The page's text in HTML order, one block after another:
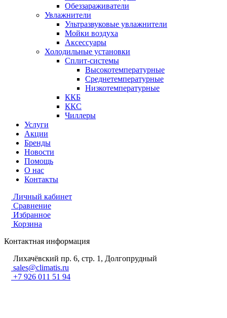
Обеззараживатели
Увлажнители
Ультразвуковые увлажнители
Мойки воздуха
Аксессуары
Холодильные установки
Сплит-системы
Высокотемпературные
Среднетемпературные
Низкотемпературные
ККБ
ККС
Чиллеры
Услуги
Акции
Бренды
Новости
Помощь
О нас
Контакты
Личный кабинет
Сравнение
Избранное
Корзина
Контактная информация
Лихачёвский пр. 6, стр. 1, Долгопрудный
sales@climatis.ru
+7 926 011 51 94